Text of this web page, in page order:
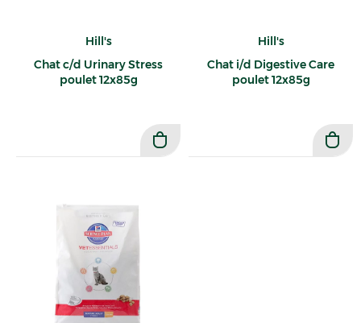
Hill's
Chat c/d Urinary Stress
poulet 12x85g
Hill's
Chat i/d Digestive Care
poulet 12x85g